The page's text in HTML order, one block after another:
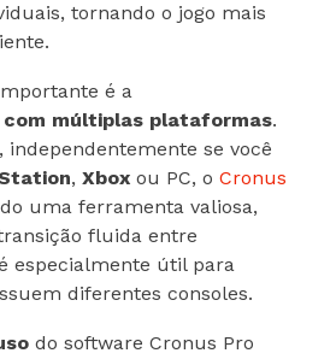
tornando o jogo mais
é a
múltiplas plataformas.
independentemente se você
, Xbox ou PC, o Cronus
uma ferramenta valiosa,
fluida entre
especialmente útil para
diferentes consoles.
do software Cronus Pro